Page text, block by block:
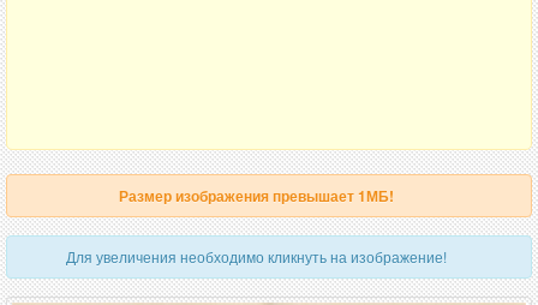
Размер изображения превышает 1МБ!
Для увеличения необходимо кликнуть на изображение!